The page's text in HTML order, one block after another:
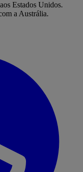
Estados Unidos.
a Austrália.